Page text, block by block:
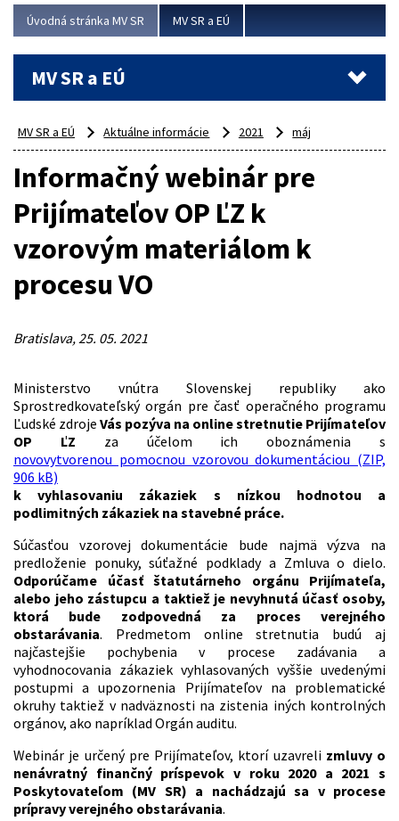
Viac
Úvodná stránka MV SR MV SR a EÚ
MV SR a EÚ
MV SR a EÚ Aktuálne informácie 2021 máj
Informačný webinár pre
Prijímateľov OP ĽZ k
vzorovým materiálom k
procesu VO
Bratislava, 25. 05. 2021
Ministerstvo vnútra Slovenskej republiky ako
Sprostredkovateľský orgán pre časť operačného programu
Ľudské zdroje Vás pozýva na online stretnutie Prijímateľov
OP ĽZ za účelom ich oboznámenia s
novovytvorenou pomocnou vzorovou dokumentáciou (ZIP,
906 kB)
k vyhlasovaniu zákaziek s nízkou hodnotou a
podlimitných zákaziek na stavebné práce.
Súčasťou vzorovej dokumentácie bude najmä výzva na
predloženie ponuky, súťažné podklady a Zmluva o dielo.
Odporúčame účasť štatutárneho orgánu Prijímateľa,
alebo jeho zástupcu a taktiež je nevyhnutá účasť osoby,
ktorá bude zodpovedná za proces verejného
obstarávania. Predmetom online stretnutia budú aj
najčastejšie pochybenia v procese zadávania a
vyhodnocovania zákaziek vyhlasovaných vyššie uvedenými
postupmi a upozornenia Prijímateľov na problematické
okruhy taktiež v nadväznosti na zistenia iných kontrolných
orgánov, ako napríklad Orgán auditu.
Webinár je určený pre Prijímateľov, ktorí uzavreli zmluvy o
nenávratný finančný príspevok v roku 2020 a 2021 s
Poskytovateľom (MV SR) a nachádzajú sa v procese
prípravy verejného obstarávania.